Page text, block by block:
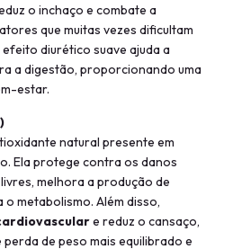
o inchaço e combate a
que muitas vezes dificultam
diurético suave ajuda a
a digestão, proporcionando uma
estar.
natural presente em
Ela protege contra os danos
melhora a produção de
metabolismo. Além disso,
e reduz o cansaço,
de peso mais equilibrado e